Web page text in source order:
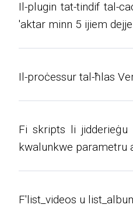
Il-plugin tat-tindif tal-
'aktar minn 5 ijiem
Il-proċessur tal-ħlas
Fi skripts li
kwalunkwe parametru
F'list_videos u